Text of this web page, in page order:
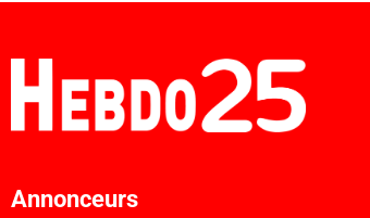
Annonceurs